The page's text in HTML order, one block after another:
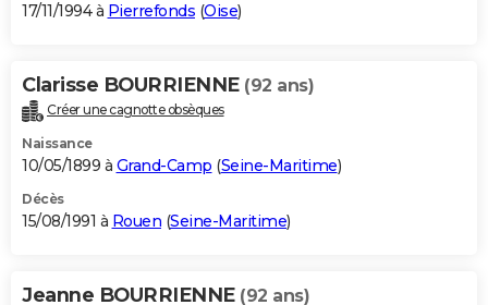
17/11/1994 à Pierrefonds (Oise)
Clarisse BOURRIENNE (92 ans)
Créer une cagnotte obsèques
Naissance
10/05/1899 à Grand-Camp (Seine-Maritime)
Décès
15/08/1991 à Rouen (Seine-Maritime)
Jeanne BOURRIENNE (92 ans)